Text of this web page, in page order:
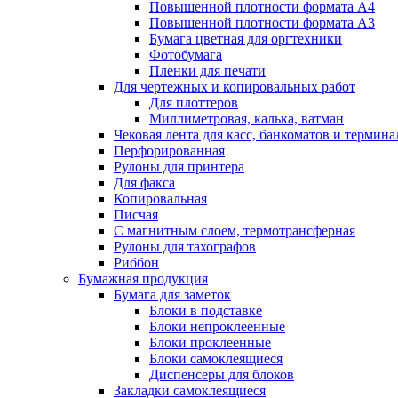
Повышенной плотности формата А4
Повышенной плотности формата А3
Бумага цветная для оргтехники
Фотобумага
Пленки для печати
Для чертежных и копировальных работ
Для плоттеров
Миллиметровая, калька, ватман
Чековая лента для касс, банкоматов и
Перфорированная
Рулоны для принтера
Для факса
Копировальная
Писчая
С магнитным слоем, термотрансферная
Рулоны для тахографов
Риббон
Бумажная продукция
Бумага для заметок
Блоки в подставке
Блоки непроклеенные
Блоки проклеенные
Блоки самоклеящиеся
Диспенсеры для блоков
Закладки самоклеящиеся